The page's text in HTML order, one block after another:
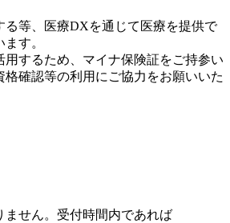
る等、医療DXを通じて医療を提供で
す。
用するため、マイナ保険証をご持参い
格確認等の利用にご協力をお願いいた
ません。受付時間内であれば